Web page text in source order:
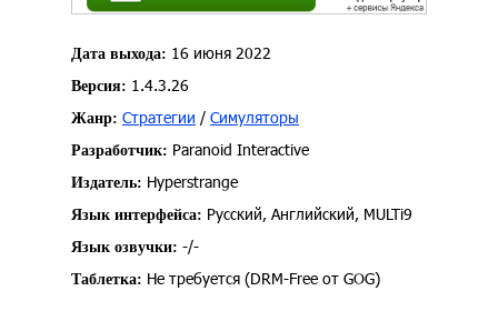
Дата выхода: 16 июня 2022
Версия: 1.4.3.26
Жанр: Стратегии / Симуляторы
Разработчик: Paranoid Interactive
Издатель: Hyperstrange
Язык интерфейса: Русский, Английский, MULTi9
Язык озвучки: -/-
Таблетка: Не требуется (DRM-Free от GOG)